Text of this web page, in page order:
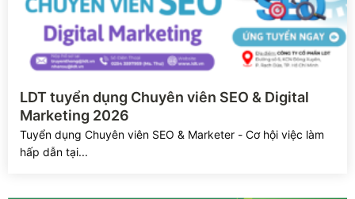
Xem chi tiết
LDT tuyển dụng Chuyên viên SEO & Digital
Marketing 2026
Tuyển dụng Chuyên viên SEO & Marketer - Cơ hội việc làm
hấp dẫn tại...